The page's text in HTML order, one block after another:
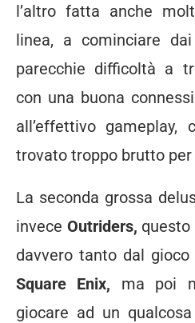
l’altro fatta anche
linea, a cominciare
parecchie difficoltà a
con una buona
all’effettivo gameplay,
trovato troppo brutto per
La seconda grossa
invece Outriders,
davvero tanto dal gioco
Square Enix, ma poi
giocare ad un